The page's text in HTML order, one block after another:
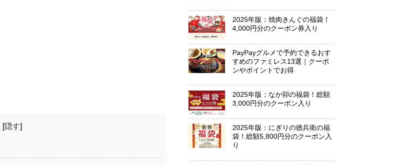
[隠す]
2025年版：焼肉きんぐの福袋！
4,000円分のクーポン券入り
PayPayグルメで予約できるおす
すめのファミレス13選｜クーポ
ンやポイントでお得
2025年版：なか卯の福袋！総額
3,000円分のクーポン入り
2025年版：にぎりの徳兵衛の福
袋！総額5,800円分のクーポン入
り